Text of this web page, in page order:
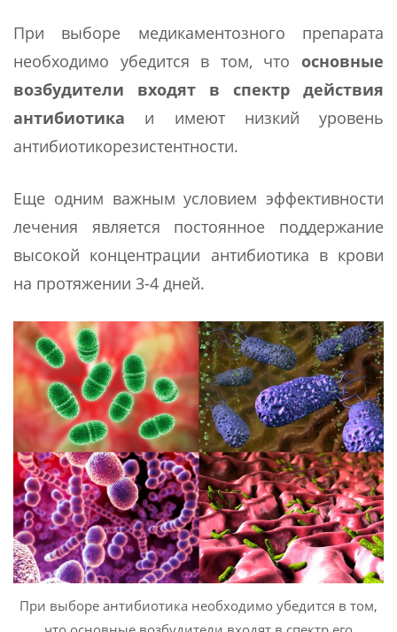
При выборе медикаментозного препарата
необходимо убедится в том, что основные
возбудители входят в спектр действия
антибиотика и имеют низкий уровень
антибиотикорезистентности.
Еще одним важным условием эффективности
лечения является постоянное поддержание
высокой концентрации антибиотика в крови
на протяжении 3-4 дней.
При выборе антибиотика необходимо убедится в том,